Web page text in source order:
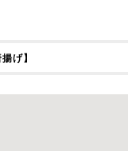
げ】